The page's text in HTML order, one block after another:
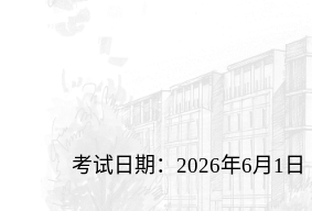
考试日期 ： 2026年6月1日